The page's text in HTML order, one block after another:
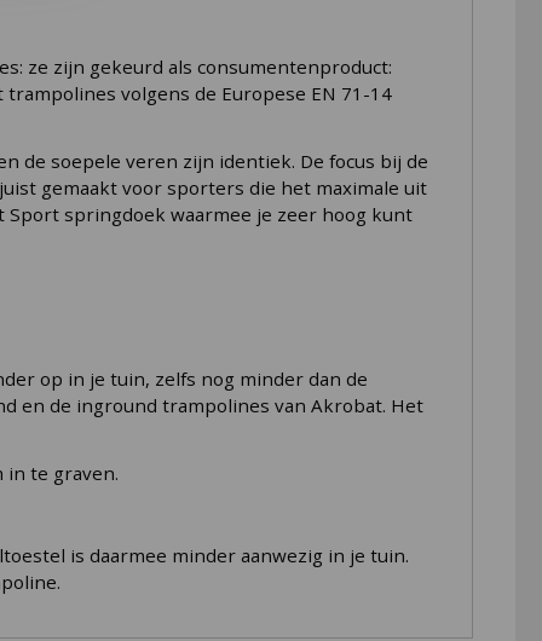
ze zijn gekeurd als consumentenproduct:
volgens de Europese EN 71-14
de soepele veren zijn identiek. De focus bij de
gemaakt voor sporters die het maximale uit
springdoek waarmee je zeer hoog kunt
op in je tuin, zelfs nog minder dan de
en de inground trampolines van Akrobat. Het
in te graven.
is daarmee minder aanwezig in je tuin.